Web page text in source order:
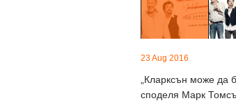
23 Aug 2016
„Кларксън може да
споделя Марк